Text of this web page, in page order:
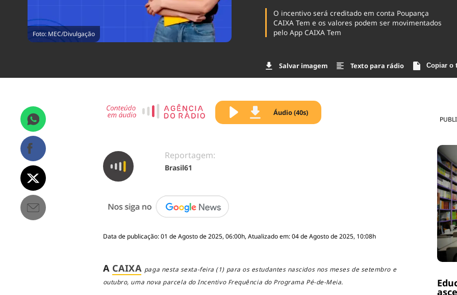
Foto: MEC/Divulgação
O incentivo será creditado em conta Poupança
CAIXA Tem e os valores podem ser movimentados
pelo App CAIXA Tem
Salvar imagem Texto para rádio Copiar o
Áudio (40s)
Reportagem:
Brasil61
Data de publicação: 01 de Agosto de 2025, 06:00h, Atualizado em: 04 de Agosto de 2025, 10:08h
A CAIXA paga nesta sexta-feira (1) para os estudantes nascidos nos meses de setembro e
outubro, uma nova parcela do Incentivo Frequência do Programa Pé-de-Meia.